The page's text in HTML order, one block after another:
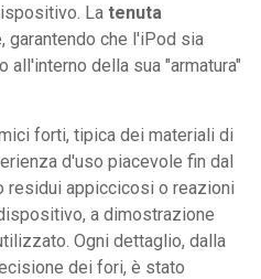
La tenuta
garantendo che l'iPod sia
all'interno della sua "armatura"
forti, tipica dei materiali di
d'uso piacevole fin dal
residui appiccicosi o reazioni
a dimostrazione
Ogni dettaglio, dalla
dei fori, è stato